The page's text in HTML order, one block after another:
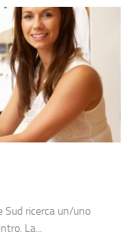
Sud ricerca un/uno
La...